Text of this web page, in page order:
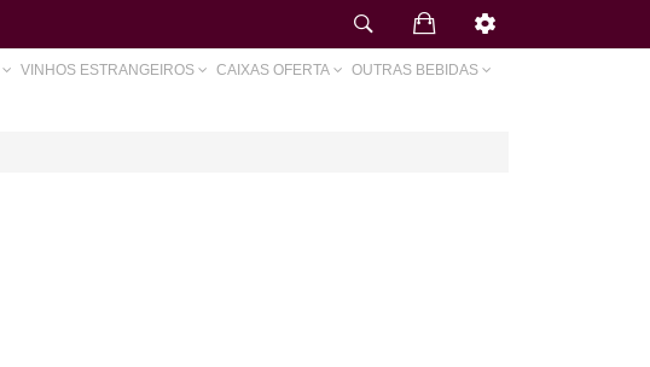
VINHOS ESTRANGEIROS CAIXAS OFERTA OUTRAS BEBIDAS